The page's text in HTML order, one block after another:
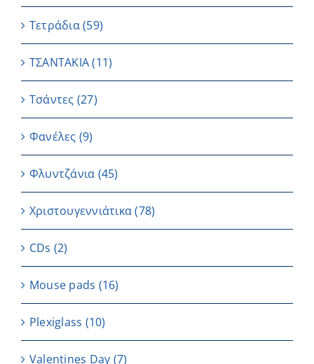
Τετράδια(59)
ΤΣΑΝΤΑΚΙΑ (11)
Τσάντες (27)
Φανέλες (9)
Φλυντζάνια (45)
Χριστουγεννιάτικα(78)
CDs (2)
Μouse pads (16)
Plexiglass (10)
Valentines Day (7)